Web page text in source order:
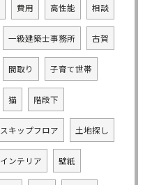
費用 高性能 相談
一級建築士事務所 古賀
間取り 子育て世帯
猫 階段下
スキップフロア 土地探し
インテリア 壁紙